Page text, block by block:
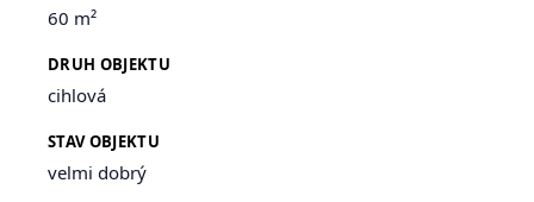
60 m²
DRUH OBJEKTU
cihlová
STAV OBJEKTU
velmi dobrý